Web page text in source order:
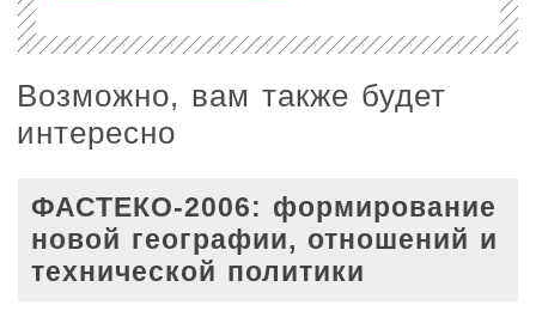
Возможно, вам также будет
интересно
ФАСТЕКО-2006: формирование
новой географии, отношений и
технической политики